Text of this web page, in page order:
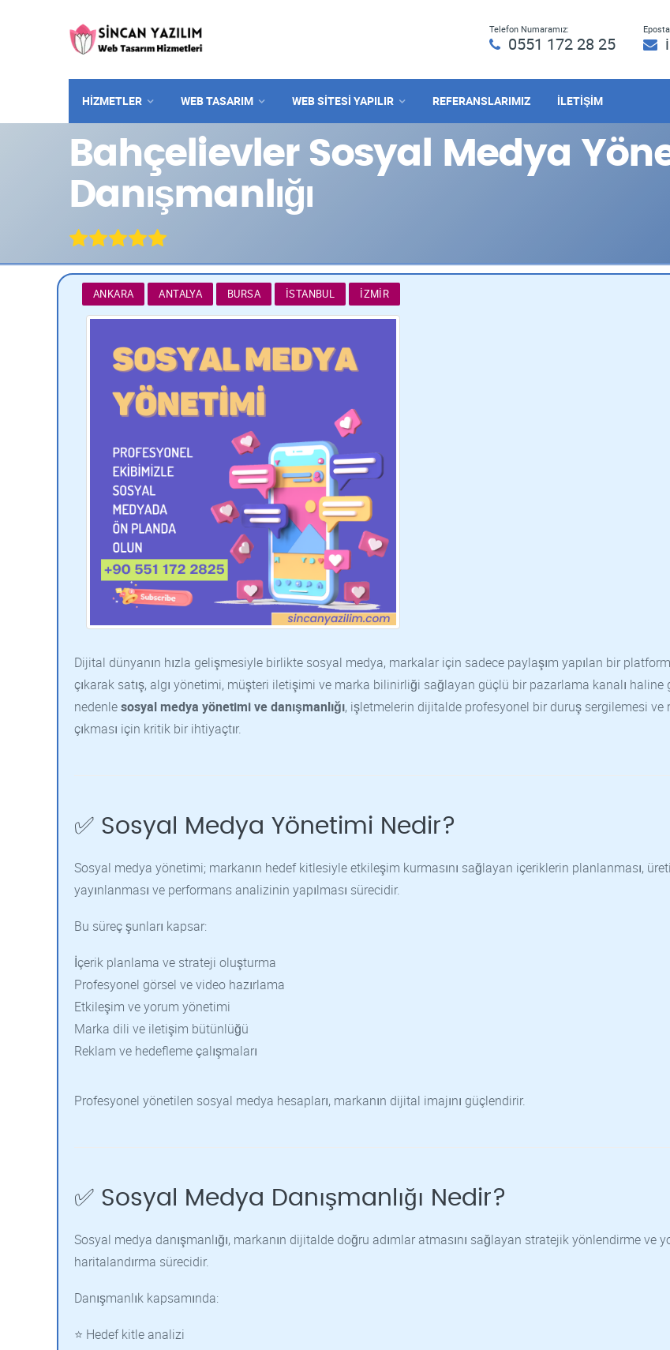
Telefon Numaramız:
0551 172 28 25
HİZMETLER WEB TASARIM WEB SITESI YAPILIR REFERANSLARIMIZ İLETİŞİM
Bahçelievler Sosyal Medya
Danışmanlığı
ANKARA ANTALYA BURSA İSTANBUL İZMIR
Dijital dünyanın hızla gelişmesiyle birlikte sosyal medya, markalar için sadece paylaşım yapılan bir
çıkarak satış, algı yönetimi, müşteri iletişimi ve marka bilinirliği sağlayan güçlü bir pazarlama kanalı haline
nedenlesosyal medya yönetimi ve danışmanlığı, işletmelerin dijitalde profesyonel bir duruş sergilemesi ve
çıkması için kritik bir ihtiyaçtır.
✅ Sosyal Medya Yönetimi Nedir?
Sosyal medya yönetimi; markanın hedef kitlesiyle etkileşim kurmasını sağlayan içeriklerin planlanması,
yayınlanması ve performans analizinin yapılması sürecidir.
Bu süreç şunları kapsar:
İçerik planlama ve strateji oluşturma
Profesyonel görsel ve video hazırlama
Etkileşim ve yorum yönetimi
Marka dili ve iletişim bütünlüğü
Reklam ve hedefleme çalışmaları
Profesyonel yönetilen sosyal medya hesapları, markanın dijital imajını güçlendirir.
✅ Sosyal Medya Danışmanlığı Nedir?
Sosyal medya danışmanlığı, markanın dijitalde doğru adımlar atmasını sağlayan stratejik yönlendirme ve
haritalandırma sürecidir.
Danışmanlık kapsamında:
⭐ Hedef kitle analizi